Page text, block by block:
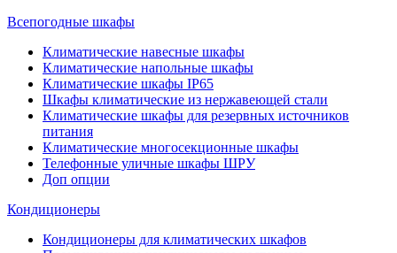
Всепогодные шкафы
Климатические навесные шкафы
Климатические напольные шкафы
Климатические шкафы IP65
Шкафы климатические из нержавеющей стали
Климатические шкафы для резервных источников
питания
Климатические многосекционные шкафы
Телефонные уличные шкафы ШРУ
Доп опции
Кондиционеры
Кондиционеры для климатических шкафов